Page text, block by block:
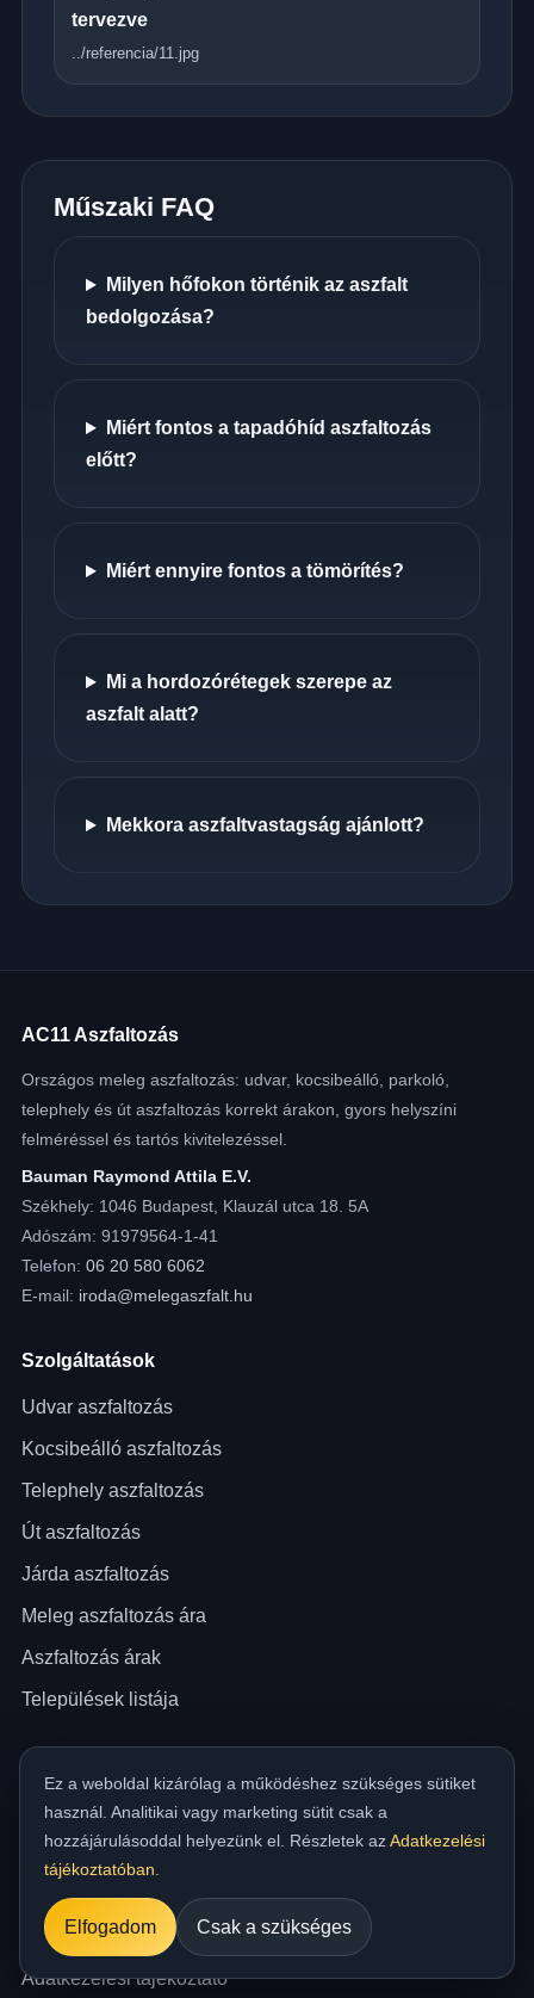
tervezve
../referencia/11.jpg
Műszaki FAQ
Milyen hőfokon történik az aszfalt
bedolgozása?
Miért fontos a tapadóhíd aszfaltozás
előtt?
Miért ennyire fontos a tömörítés?
Mi a hordozórétegek szerepe az
aszfalt alatt?
Mekkora aszfaltvastagság ajánlott?
AC11 Aszfaltozás
Országos meleg aszfaltozás: udvar, kocsibeálló, parkoló,
telephely és út aszfaltozás korrekt árakon, gyors helyszíni
felméréssel és tartós kivitelezéssel.
Bauman Raymond Attila E.V.
Székhely: 1046 Budapest, Klauzál utca 18. 5A
Adószám: 91979564-1-41
Telefon: 06 20 580 6062
E-mail: iroda@melegaszfalt.hu
Szolgáltatások
Udvar aszfaltozás
Kocsibeálló aszfaltozás
Telephely aszfaltozás
Út aszfaltozás
Járda aszfaltozás
Meleg aszfaltozás ára
Aszfaltozás árak
Települések listája
Cég és információ
Rólunk
Blog
Kapcsolat & ajánlatkérés
Impresszum
Adatkezelési tájékoztató
Ez a weboldal kizárólag a működéshez szükséges sütiket
használ. Analitikai vagy marketing sütit csak a
hozzájárulásoddal helyezünk el. Részletek azAdatkezelési
tájékoztatóban
Elfogadom Csak a szükséges